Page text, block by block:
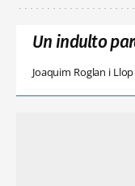
Un indulto
Joaquim Roglan i Llop